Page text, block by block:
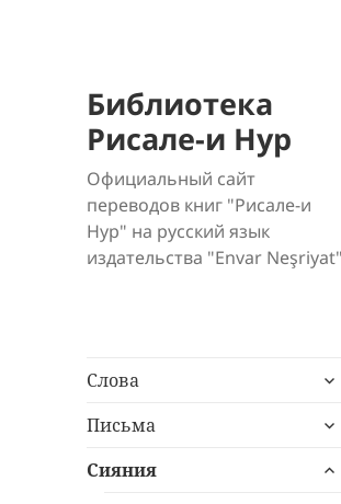
Библиотека
Рисале-и Нур
Официальный сайт
переводов книг "Рисале-и
Нур" на русский язык
издательства "Envar Neşriyat"
Слова
Письма
Сияния